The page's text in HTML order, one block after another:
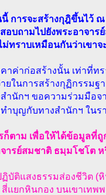
การจะสร้างกุฎิขึ้นไว้
อบถามไปยังพระอาจา
ม่ทราบเหมือนกันว่าเข
าค่าก่อสร้างนั้น เท่าที่ท
ยในการสร้างกุฏิกรรม
ำนักฯ ขอความร่วมมือ
ำบุญกับทางสำนักฯ ใน
ก็ตาม เพื่อให้ได้ข้อมูลที่
ารย์สมชาติ ธมฺมโชโต
บัติแสงธรรมส่องชีวิต (
แยกหินกอง บนเขาเทพ